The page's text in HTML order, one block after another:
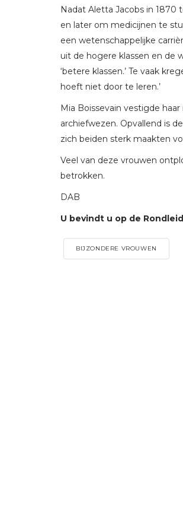
Nadat Aletta Jacobs in
en later om medicijnen te
een wetenschappelijke
uit de hogere klassen en de
‘betere klassen.’ Te vaak
hoeft niet door te leren.’
Mia Boissevain vestigde
archiefwezen. Opvallend is
zich beiden sterk maakten
Veel van deze vrouwen
betrokken.
DAB
U bevindt u op de
BIJZONDERE VROUWEN